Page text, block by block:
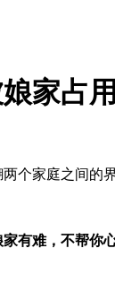
家占
家庭之间的
有难，不帮你